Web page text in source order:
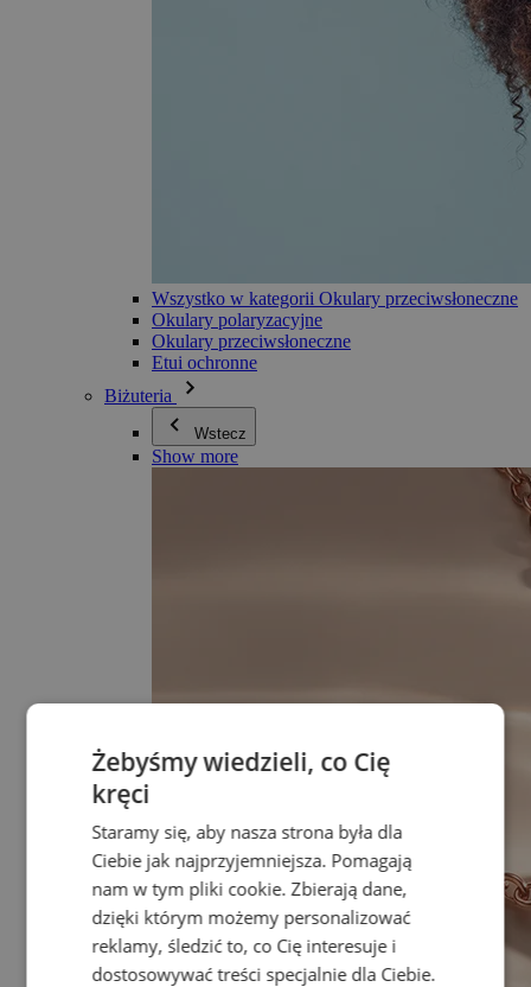
Wszystko w kategorii Okulary przeciwsłoneczne
Okulary polaryzacyjne
Okulary przeciwsłoneczne
Etui ochronne
Biżuteria
Wstecz
Show more
Żebyśmy wiedzieli, co Cię
kręci
Staramy się, aby nasza strona była dla
Ciebie jak najprzyjemniejsza. Pomagają
nam w tym pliki cookie. Zbierają dane,
dzięki którym możemy personalizować
reklamy, śledzić to, co Cię interesuje i
dostosowywać treści specjalnie dla Ciebie.